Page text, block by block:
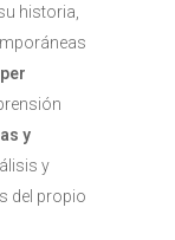
historia,
y
y
del propio